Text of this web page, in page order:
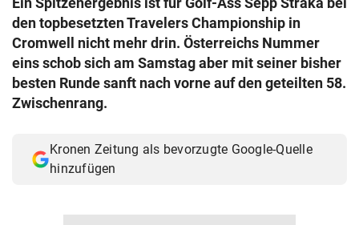
den topbesetzten Travelers Championship in
Cromwell nicht mehr drin. Österreichs Nummer
eins schob sich am Samstag aber mit seiner bisher
besten Runde sanft nach vorne auf den geteilten 58.
Zwischenrang.
Kronen Zeitung als bevorzugte Google-Quelle
hinzufügen